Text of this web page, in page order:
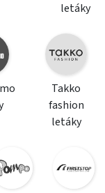
letáky
Takko
fashion
letáky